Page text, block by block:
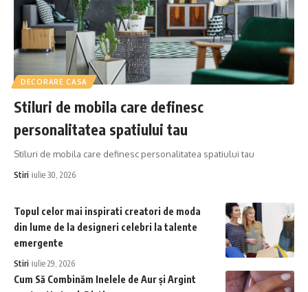
DECORARE CASA
Stiluri de mobila care definesc
personalitatea spatiului tau
Stiluri de mobila care definesc personalitatea spatiului tau
Stiri iulie 30, 2026
Topul celor mai inspirati creatori de moda
din lume de la designeri celebri la talente
emergente
Stiri iulie 29, 2026
Cum Să Combinăm Inelele de Aur și Argint